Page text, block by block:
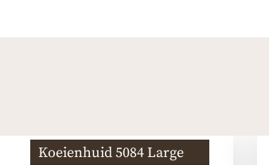
Koeienhuid 5084 Large